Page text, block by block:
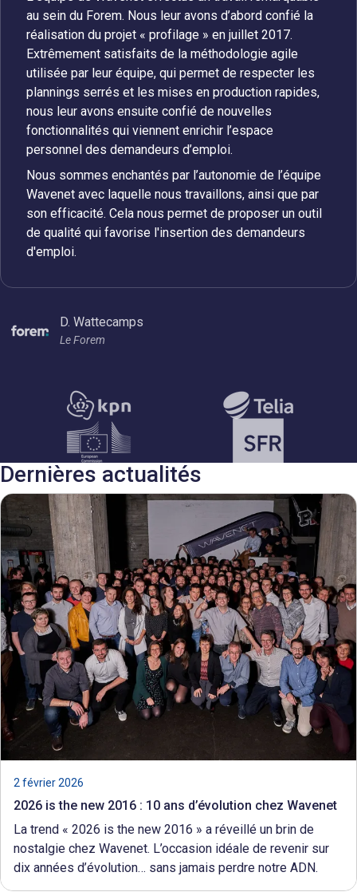
au sein du Forem. Nous leur avons d’abord confié la
réalisation du projet « profilage » en juillet 2017.
Extrêmement satisfaits de la méthodologie agile
utilisée par leur équipe, qui permet de respecter les
plannings serrés et les mises en production rapides,
nous leur avons ensuite confié de nouvelles
fonctionnalités qui viennent enrichir l’espace
personnel des demandeurs d’emploi.
Nous sommes enchantés par l’autonomie de l’équipe
Wavenet avec laquelle nous travaillons, ainsi que par
son efficacité. Cela nous permet de proposer un outil
de qualité qui favorise l'insertion des demandeurs
d'emploi.
D. Wattecamps
Le Forem
Dernières actualités
2 février 2026
2026 is the new 2016 : 10 ans d’évolution chez Wavenet
La trend « 2026 is the new 2016 » a réveillé un brin de
nostalgie chez Wavenet. L’occasion idéale de revenir sur
dix années d’évolution… sans jamais perdre notre ADN.